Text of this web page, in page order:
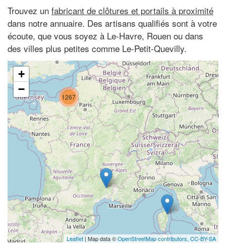
Trouvez un fabricant de clôtures et portails à proximité
dans notre annuaire. Des artisans qualifiés sont à votre
écoute, que vous soyez à Le-Havre, Rouen ou dans
des villes plus petites comme Le-Petit-Quevilly.
1267
+
−
Leaflet | Map data ©OpenStreetMap contributors, CC-BY-SA